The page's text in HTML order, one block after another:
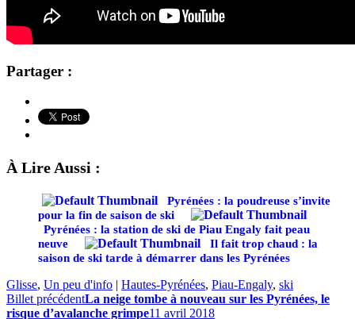
Partager :
À Lire Aussi :
Pyrénées : la poudreuse s’invite
pour la fin de saison de ski
Pyrénées : la station de ski de Piau Engaly fait peau
neuve
Il fait trop chaud : la
saison de ski tarde à démarrer dans les Pyrénées
Glisse, Un peu d'info | Hautes-Pyrénées, Piau-Engaly, ski
Billet précédentLa neige tombe à nouveau sur les Pyrénées, le
risque d’avalanche grimpe11 avril 2018